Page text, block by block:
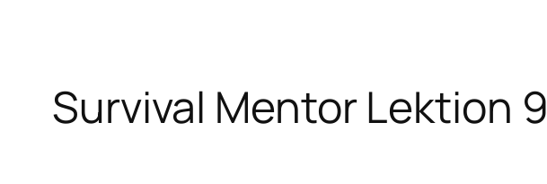
Survival Mentor Lektion 9